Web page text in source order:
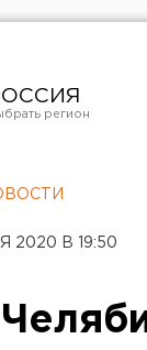
2020 В 19:50